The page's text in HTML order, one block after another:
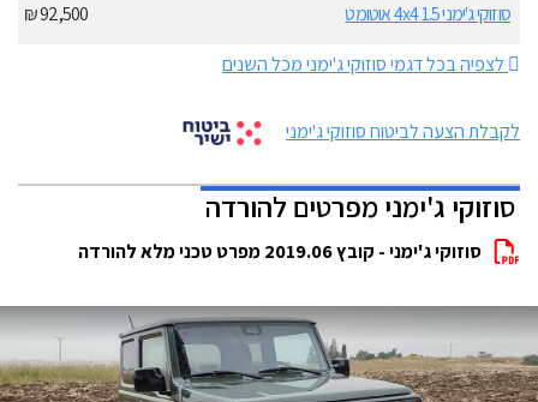
סוזוקי ג'ימני 1.5 4x4 אוטומט
92,500 ₪
לצפיה בכל דגמי סוזוקי ג'ימני מכל השנים
לקבלת הצעה לביטוח סוזוקי ג'ימני
סוזוקי ג'ימני מפרטים להורדה
סוזוקי ג'ימני - קובץ 2019.06 מפרט טכני מלא להורדה